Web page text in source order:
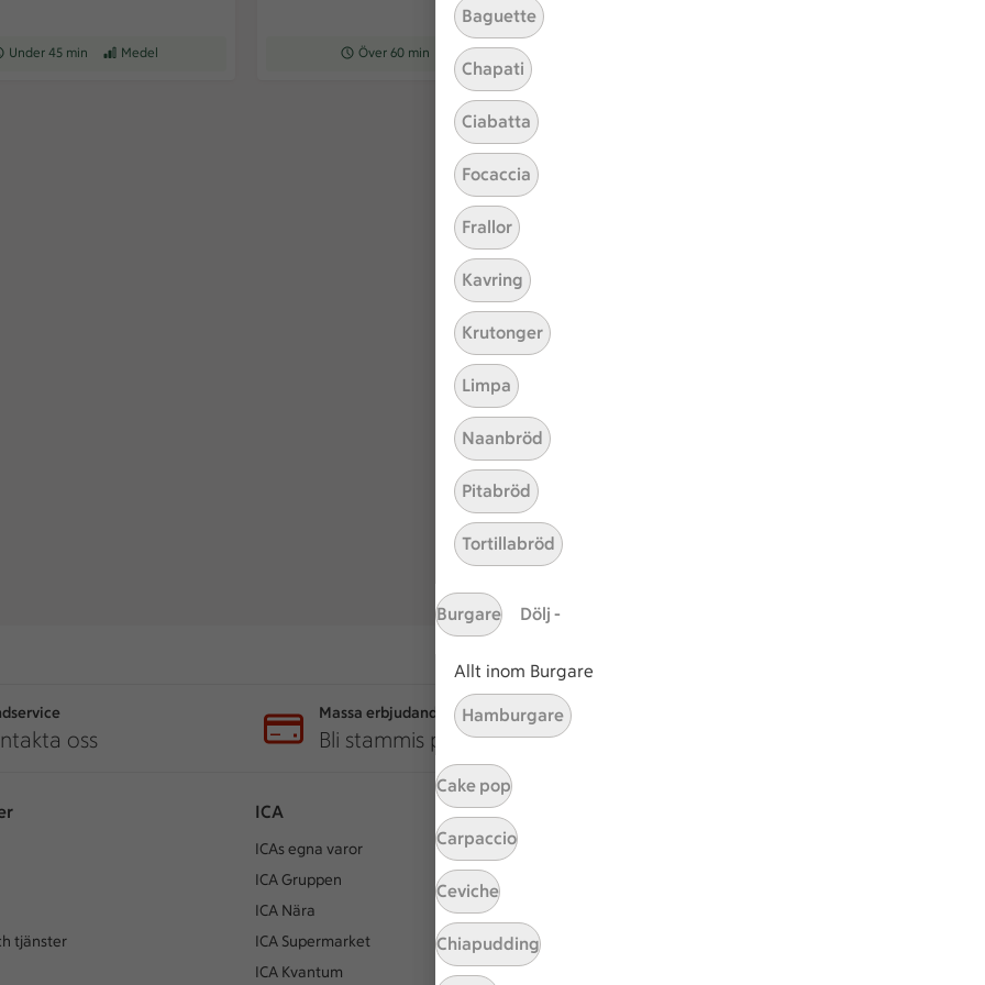
Baguette
Chapati
Ciabatta
Focaccia
Frallor
Kavring
Krutonger
Limpa
Naanbröd
Pitabröd
Tortillabröd
Burgare Dölj -
Allt inom Burgare
Hamburgare
Cake pop
Carpaccio
Ceviche
Chiapudding
tar Under 45 min att tillaga
Under 45 min Receptet har Medel svårighetsgrad
Medel Receptet tar Över 60 min att tillaga
Över 60 min Receptet har Medel svårighetsgrad
Medel
oss
Massa erbjudanden
Bli stammis på ICA
tjänster
ICA
ICAs egna varor
ICA Gruppen
ICA Nära
ICA Supermarket
ICA Kvantum